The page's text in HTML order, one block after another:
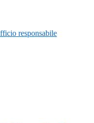
responsabile